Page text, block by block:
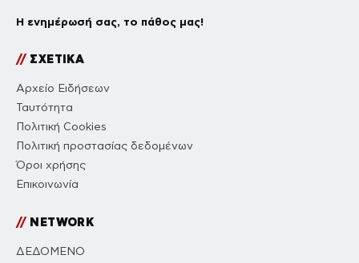
Η ενημέρωσή σας, το πάθος μας!
//ΣΧΕΤΙΚΑ
Αρχείο Ειδήσεων
Ταυτότητα
Πολιτική Cookies
Πολιτική προστασίας δεδομένων
Όροι χρήσης
Επικοινωνία
//NETWORK
ΔΕΔΟΜΕΝΟ